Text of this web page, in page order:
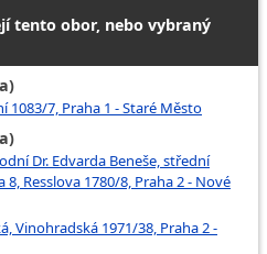
tento obor, nebo vybraný
1083/7, Praha 1 - Staré Město
Dr. Edvarda Beneše, střední
Resslova 1780/8, Praha 2 - Nové
Vinohradská 1971/38, Praha 2 -